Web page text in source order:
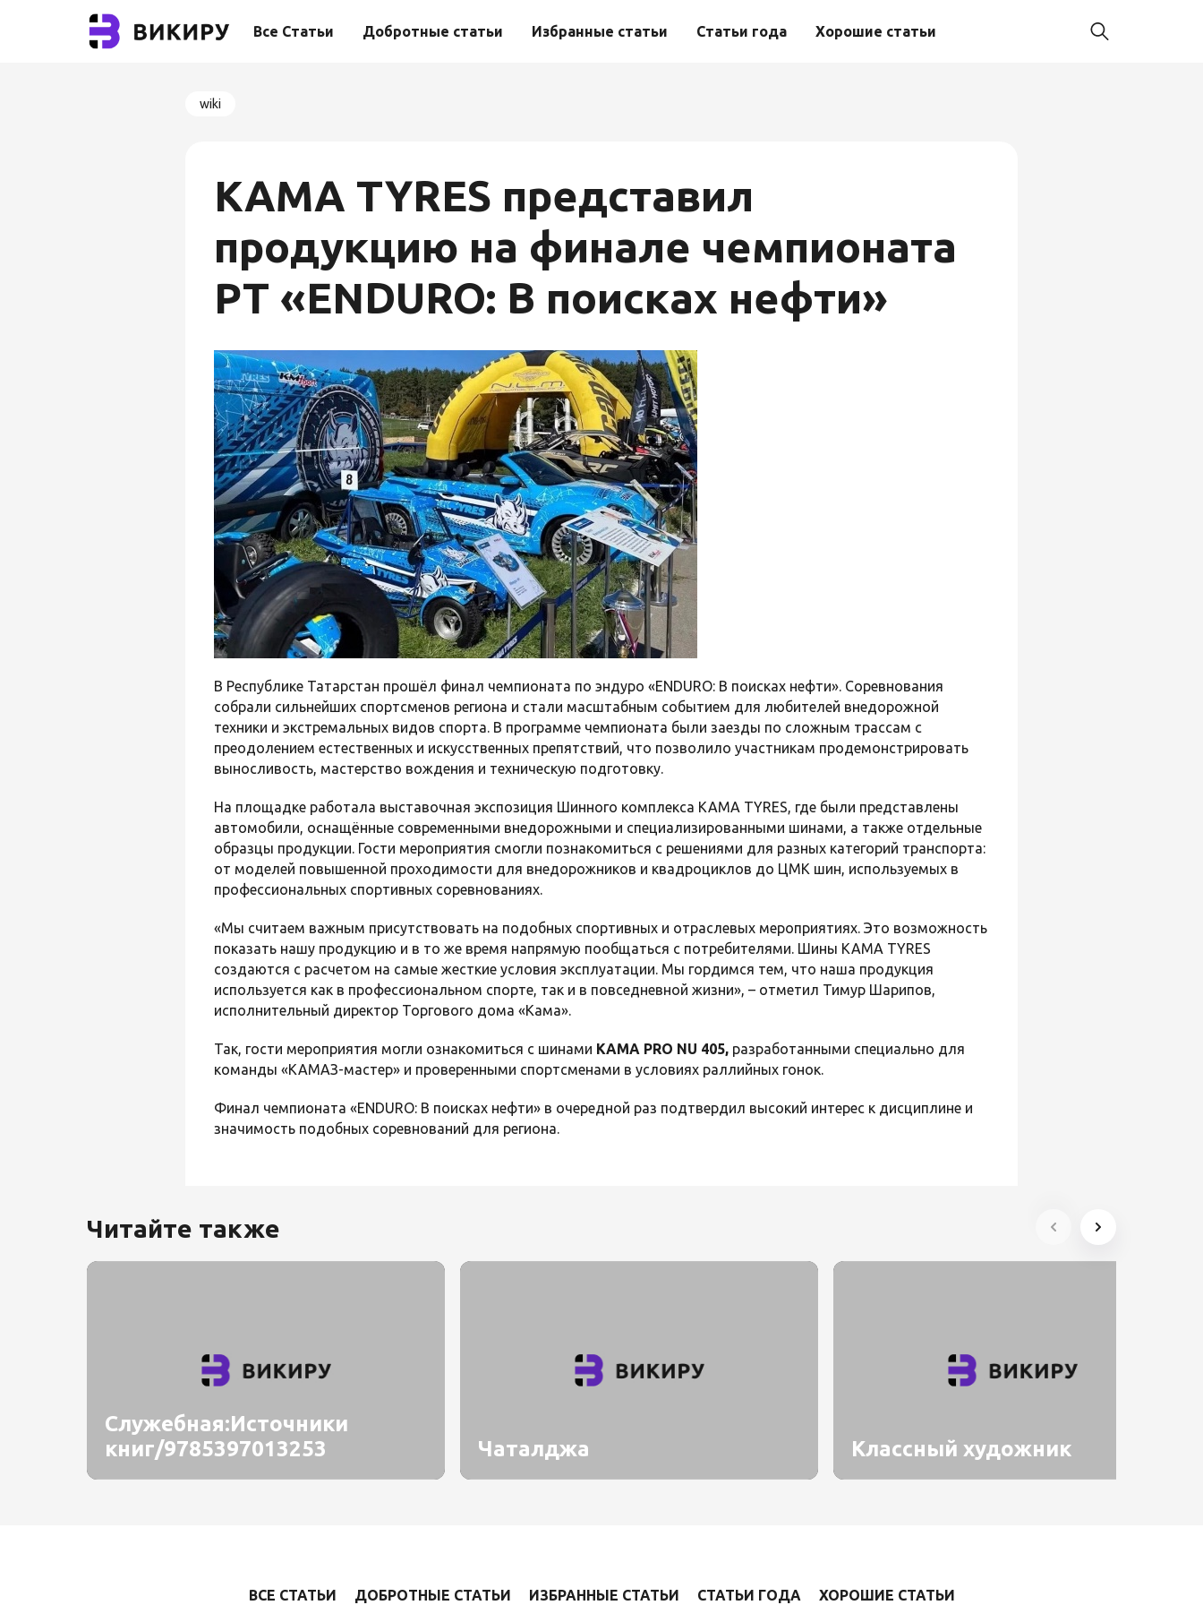
Все Статьи Добротные статьи Избранные статьи Статьи года Хорошие статьи
wiki
KAMA TYRES представил
продукцию на финале чемпионата
РТ «ENDURO: В поисках нефти»
В Республике Татарстан прошёл финал чемпионата по эндуро «ENDURO: В поисках нефти». Соревнования
собрали сильнейших спортсменов региона и стали масштабным событием для любителей внедорожной
техники и экстремальных видов спорта. В программе чемпионата были заезды по сложным трассам с
преодолением естественных и искусственных препятствий, что позволило участникам продемонстрировать
выносливость, мастерство вождения и техническую подготовку.
На площадке работала выставочная экспозиция Шинного комплекса KAMA TYRES, где были представлены
автомобили, оснащённые современными внедорожными и специализированными шинами, а также отдельные
образцы продукции. Гости мероприятия смогли познакомиться с решениями для разных категорий транспорта:
от моделей повышенной проходимости для внедорожников и квадроциклов до ЦМК шин, используемых в
профессиональных спортивных соревнованиях.
«Мы считаем важным присутствовать на подобных спортивных и отраслевых мероприятиях. Это возможность
показать нашу продукцию и в то же время напрямую пообщаться с потребителями. Шины KAMA TYRES
создаются с расчетом на самые жесткие условия эксплуатации. Мы гордимся тем, что наша продукция
используется как в профессиональном спорте, так и в повседневной жизни», – отметил Тимур Шарипов,
исполнительный директор Торгового дома «Кама».
Так, гости мероприятия могли ознакомиться с шинами KAMA PRO NU 405, разработанными специально для
команды «КАМАЗ-мастер» и проверенными спортсменами в условиях раллийных гонок.
Финал чемпионата «ENDURO: В поисках нефти» в очередной раз подтвердил высокий интерес к дисциплине и
значимость подобных соревнований для региона.
Читайте также
Служебная:Источники
книг/9785397013253
Чаталджа Классный художник
ВСЕ СТАТЬИ ДОБРОТНЫЕ СТАТЬИ ИЗБРАННЫЕ СТАТЬИ СТАТЬИ ГОДА ХОРОШИЕ СТАТЬИ